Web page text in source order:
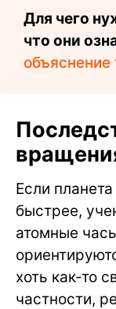
Для чего
что они
объяснение
Если
быстрее,
атомные
хоть как-то
частности,